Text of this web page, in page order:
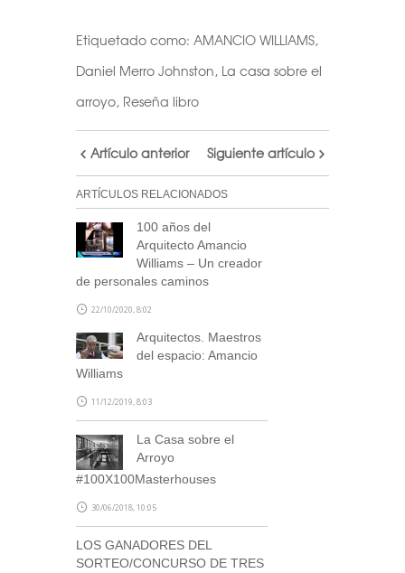
Etiquetado como: AMANCIO WILLIAMS,
Daniel Merro Johnston, La casa sobre el
arroyo, Reseña libro
Artículo anterior Siguiente artículo
ARTÍCULOS RELACIONADOS
100 años del
Arquitecto Amancio
Williams – Un creador
de personales caminos
22/10/2020, 8:02
Arquitectos. Maestros
del espacio: Amancio
Williams
11/12/2019, 8:03
La Casa sobre el
Arroyo
#100X100Masterhouses
30/06/2018, 10:05
LOS GANADORES DEL
SORTEO/CONCURSO DE TRES